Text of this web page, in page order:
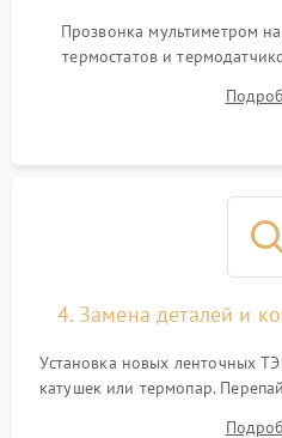
Прозвонка мультиметром
термостатов и
модуля, реле, диодных
индукции). Проверка кранов
4. Замена деталей и
Установка новых ленточных
катушек или термопар.